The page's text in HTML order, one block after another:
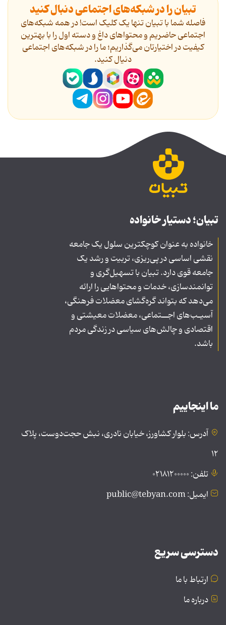
تبیان را در شبکه‌های اجتماعی دنبال کنید
فاصله شما با تبیان تنها یک کلیک است! در همه شبکه‌های
اجتماعی حاضریم و محتواهای داغ و دسته اول را با بهترین
کیفیت در اختیارتان می‌گذاریم؛ ما را در شبکه‌های اجتماعی
دنیال کنید.
تبیان؛ دستیار خانواده
خانواده به عنوان کوچکترین سلول یک جامعه
نقشی اساسی در پی‌ریزی، تربیت و رشد یک
جامعه قوی دارد. تبیان با تسهیل‌گری و
توانمندسازی، خدمات و محتواهایی را ارائه
می‌دهد که بتواند گره‌گشای معضلات فرهنگی،
آسیـب‌های اجــتماعی، معضلات معیشتی و
اقتصادی و چالش‌های سیاسی در زندگی مردم
باشد.
ما اینجاییم
آدرس: بلوار کشاورز، خیابان نادری، نبش حجت‌دوست، پلاک
۱۲
تلفن: ۰۲۱۸۱۲۰۰۰۰۰
ایمیل: public@tebyan.com
دسترسی سریع
ارتباط با ما
درباره ما